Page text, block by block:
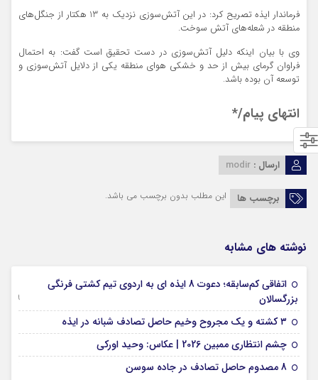
فرماندار ایذه تصریح کرد: در این آتش‌سوزی نزدیک به 13 هکتار از جنگل‌های
منطقه در شعله‌های آتش سوخت.
وی با بیان اینکه دلیل آتش‌سوزی در دست تحقیق است گفت: به احتمال
فراوان گرمای بیش از حد و خشکی هوای منطقه یکی از دلایل آتش‌سوزی و
توسعه آن بوده باشد.
انتهای پیام/*
ارسال : modir
برچسب ها این مطلب بدون برچسب می باشد.
نوشته های مشابه
اتفاقی کم‌سابقه؛ دعوت 8 ایذه ای به اردوی تیم کشتی فرنگی
بزرگسالان
09 جولای 2026
۳ کشته و یک مجروح وخیم حاصل تصادف شبانه در ایذه
چشم انتظاری ممبین 2026 | عکاس: وحید اورکی
8 مصدوم حاصل تصادف در جاده سوسن